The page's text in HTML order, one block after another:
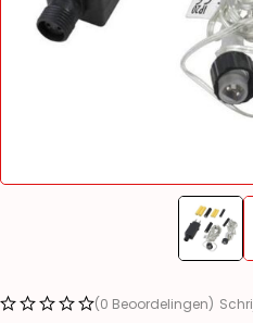
(0 Beoordelingen)